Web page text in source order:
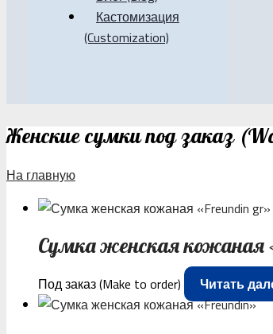
Кастомизация
(Customization)
Женские сумки под заказ
На главную
Сумка женская кожаная
Под заказ (Make to order) Читать